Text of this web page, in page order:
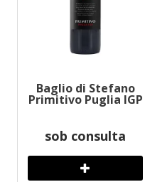
Baglio di Stefano
Primitivo Puglia IGP
sob consulta